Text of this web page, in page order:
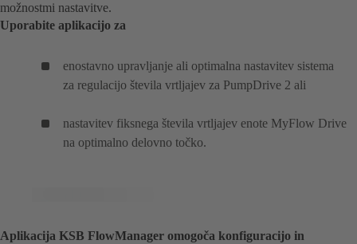
možnostmi nastavitve.
Uporabite aplikacijo za
enostavno upravljanje ali optimalna nastavitev sistema
za regulacijo števila vrtljajev za PumpDrive 2 ali
nastavitev fiksnega števila vrtljajev enote MyFlow Drive
na optimalno delovno točko.
Aplikacija KSB FlowManager omogoča konfiguracijo in